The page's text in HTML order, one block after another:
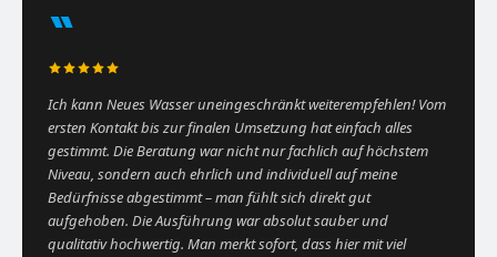
“
Ich kann Neues Wasser uneingeschränkt weiterempfehlen! Vom
ersten Kontakt bis zur finalen Umsetzung hat einfach alles
gestimmt. Die Beratung war nicht nur fachlich auf höchstem
Niveau, sondern auch ehrlich und individuell auf meine
Bedürfnisse abgestimmt – man fühlt sich direkt gut
aufgehoben. Die Ausführung war absolut sauber und
qualitativ hochwertig. Man merkt sofort, dass hier mit viel